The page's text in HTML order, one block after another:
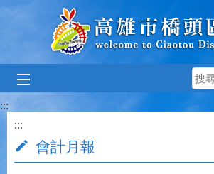
跳到主要內容區塊
:::
:::
會計月報